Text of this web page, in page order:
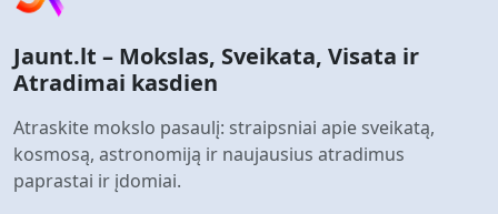
Jaunt.lt – Mokslas, Sveikata, Visata ir
Atradimai kasdien
Atraskite mokslo pasaulį: straipsniai apie sveikatą,
kosmosą, astronomiją ir naujausius atradimus
paprastai ir įdomiai.